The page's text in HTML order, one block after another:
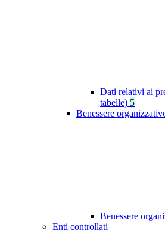
Dati relativi ai
tabelle) 5
Benessere
Benessere
Enti controllati